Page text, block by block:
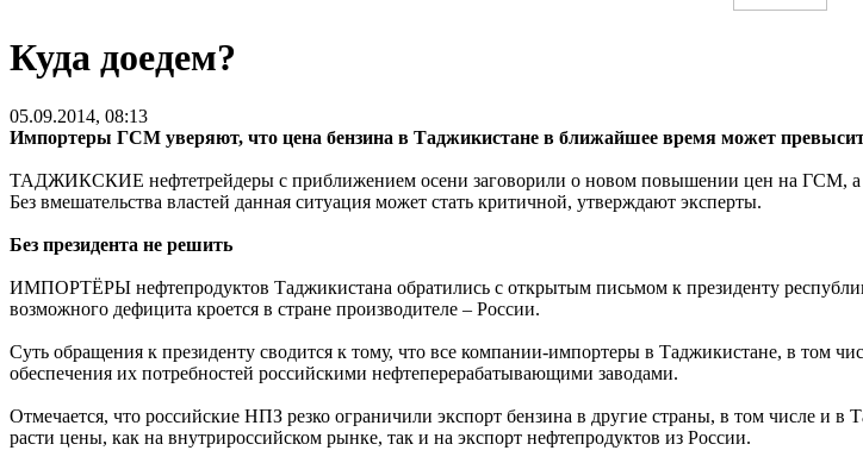
Куда доедем?
05.09.2014, 08:13
Импортеры ГСМ уверяют, что цена бензина в Таджикистане в ближайшее время может
ТАДЖИКСКИЕ нефтетрейдеры с приближением осени заговорили о новом повышении цен на ГСМ, а с
Без вмешательства властей данная ситуация может стать критичной, утверждают эксперты.
Без президента не решить
ИМПОРТЁРЫ нефтепродуктов Таджикистана обратились с открытым письмом к президенту
возможного дефицита кроется в стране производителе – России.
Суть обращения к президенту сводится к тому, что все компании-импортеры в Таджикистане, в том
обеспечения их потребностей российскими нефтеперерабатывающими заводами.
Отмечается, что российские НПЗ резко ограничили экспорт бензина в другие страны, в том числе и
расти цены, как на внутрироссийском рынке, так и на экспорт нефтепродуктов из России.